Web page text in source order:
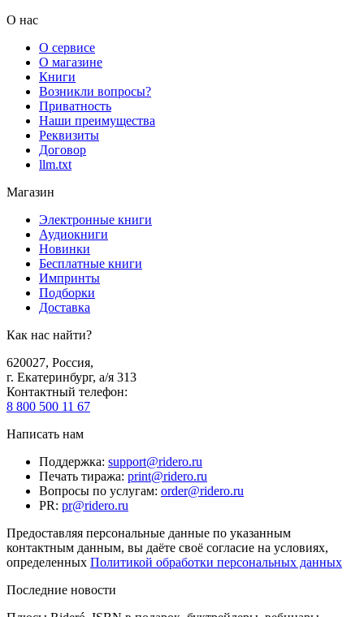
О нас
О сервисе
О магазине
Книги
Возникли вопросы?
Приватность
Наши преимущества
Реквизиты
Договор
llm.txt
Магазин
Электронные книги
Аудиокниги
Новинки
Бесплатные книги
Импринты
Подборки
Доставка
Как нас найти?
620027, Россия,
г. Екатеринбург, а/я 313
Контактный телефон:
8 800 500 11 67
Написать нам
Поддержка: support@ridero.ru
Печать тиража: print@ridero.ru
Вопросы по услугам: order@ridero.ru
PR: pr@ridero.ru
Предоставляя персональные данные по указанным
контактным данным, вы даёте своё согласие на условиях,
определенных Политикой обработки персональных данных
Последние новости